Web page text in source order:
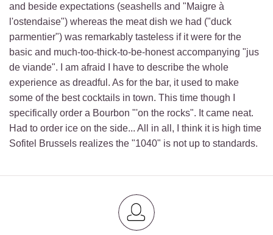
and beside expectations (seashells and "Maigre à
l'ostendaise") whereas the meat dish we had ("duck
parmentier") was remarkably tasteless if it were for the
basic and much-too-thick-to-be-honest accompanying "jus
de viande". I am afraid I have to describe the whole
experience as dreadful. As for the bar, it used to make
some of the best cocktails in town. This time though I
specifically order a Bourbon "'on the rocks". It came neat.
Had to order ice on the side... All in all, I think it is high time
Sofitel Brussels realizes the "1040" is not up to standards.